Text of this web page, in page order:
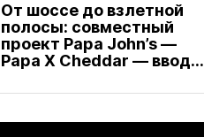
От шоссе до взлетной
полосы: совместный
проект Papa John’s —
Papa X Cheddar — вводит
водителя службы